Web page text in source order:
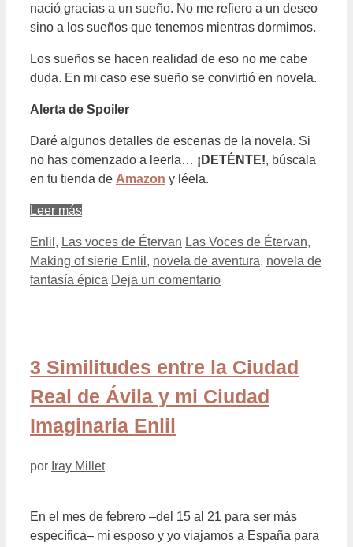
nació gracias a un sueño. No me refiero a un deseo
sino a los sueños que tenemos mientras dormimos.
Los sueños se hacen realidad de eso no me cabe
duda. En mi caso ese sueño se convirtió en novela.
Alerta de Spoiler
Daré algunos detalles de escenas de la novela. Si
no has comenzado a leerla… ¡DETÉNTE!, búscala
en tu tienda de Amazon y léela.
Leer más
Categorías
Enlil , Las voces de Étervan Etiquetas
Las Voces de Étervan,
Making of sierie Enlil , novela de aventura, novela de
fantasía épica Deja un comentario
3 Similitudes entre la Ciudad
Real de Ávila y mi Ciudad
Imaginaria Enlil
por Iray Millet
En el mes de febrero –del 15 al 21 para ser más
específica– mi esposo y yo viajamos a España para